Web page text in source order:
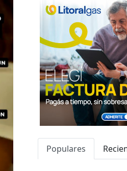
Populares